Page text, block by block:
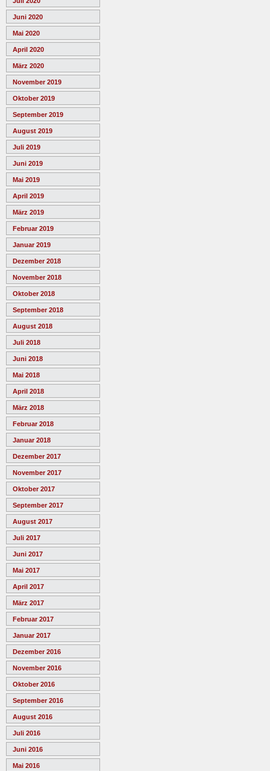
Juni 2020
Mai 2020
April 2020
März 2020
November 2019
Oktober 2019
September 2019
August 2019
Juli 2019
Juni 2019
Mai 2019
April 2019
März 2019
Februar 2019
Januar 2019
Dezember 2018
November 2018
Oktober 2018
September 2018
August 2018
Juli 2018
Juni 2018
Mai 2018
April 2018
März 2018
Februar 2018
Januar 2018
Dezember 2017
November 2017
Oktober 2017
September 2017
August 2017
Juli 2017
Juni 2017
Mai 2017
April 2017
März 2017
Februar 2017
Januar 2017
Dezember 2016
November 2016
Oktober 2016
September 2016
August 2016
Juli 2016
Juni 2016
Mai 2016